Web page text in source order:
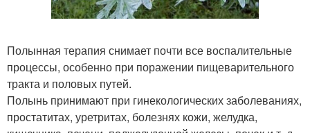
Полынная терапия снимает почти все воспалительные
процессы, особенно при поражении пищеварительного
тракта и половых путей.
Полынь принимают при гинекологических заболеваниях,
простатитах, уретритах, болезнях кожи, желудка,